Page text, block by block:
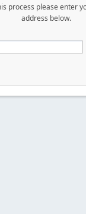
process please enter
address below.